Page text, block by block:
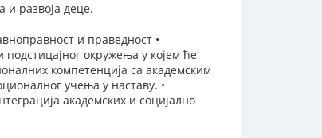
развоја деце.
и праведност •
окружења у којем ће
компетенција са академским
учења у наставу. •
академских и социјално